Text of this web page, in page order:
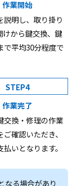
作業開始
説明し、取り掛り
けから鍵交換、鍵
で平均30分程度で
STEP4
作業完了
交換・修理の作業
確認いただき、
いとなります。
なる場合があり